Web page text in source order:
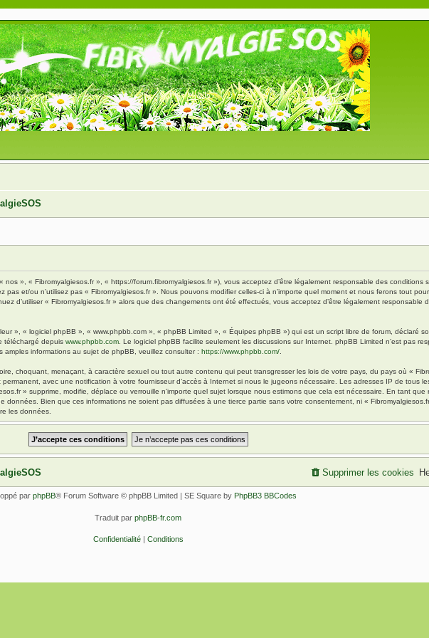
», « Fibromyalgiesos.fr », « https://forum.fibromyalgiesos.fr »), vous acceptez d’être légalement responsable des conditions
pas et/ou n’utilisez pas « Fibromyalgiesos.fr ». Nous pouvons modifier celles-ci à n’importe quel moment et nous ferons tout
d’utiliser « Fibromyalgiesos.fr » alors que des changements ont été effectués, vous acceptez d’être légalement responsable
», « logiciel phpBB », « www.phpbb.com », « phpBB Limited », « Équipes phpBB ») qui est un script libre de forum, déclaré
téléchargé depuis www.phpbb.com . Le logiciel phpBB facilite seulement les discussions sur Internet. phpBB Limited n’est pas
informations au sujet de phpBB, veuillez consulter : https://www.phpbb.com/
choquant, menaçant, à caractère sexuel ou tout autre contenu qui peut transgresser les lois de votre pays, du pays où «
avec une notification à votre fournisseur d’accès à Internet si nous le jugeons nécessaire. Les adresses IP de tous
» supprime, modifie, déplace ou verrouille n’importe quel sujet lorsque nous estimons que cela est nécessaire. En tant que
Bien que ces informations ne soient pas diffusées à une tierce partie sans votre consentement, ni «
les données.
Supprimer les cookies
par phpBB® Forum Software © phpBB Limited | SE Square by PhpBB3 BBCodes
Traduit par phpBB-fr.com
Confidentialité| Conditions